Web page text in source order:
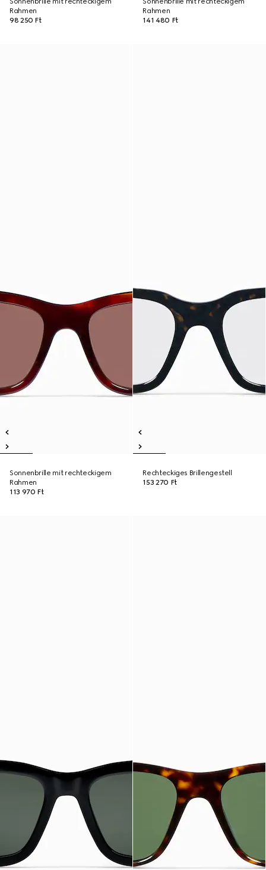
Rahmen
98 250 Ft
Rahmen
141 480 Ft
Sonnenbrille mit rechteckigem
Rahmen
113 970 Ft
Rechteckiges Brillengestell
153 270 Ft